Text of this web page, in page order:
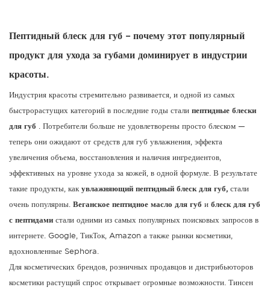
Пептидный блеск для губ – почему этот популярный
продукт для ухода за губами доминирует в индустрии
красоты.
Индустрия красоты стремительно развивается, и одной из самых
быстрорастущих категорий в последние годы стали пептидные блески
для губ . Потребители больше не удовлетворены просто блеском —
теперь они ожидают от средств для губ увлажнения, эффекта
увеличения объема, восстановления и наличия ингредиентов,
эффективных на уровне ухода за кожей, в одной формуле. В результате
такие продукты, как увлажняющий пептидный блеск для губ, стали
очень популярны. Веганское пептидное масло для губ и блеск для губ
с пептидами стали одними из самых популярных поисковых запросов в
интернете. Google, ТикТок, Amazon а также рынки косметики,
вдохновленные Sephora.
Для косметических брендов, розничных продавцов и дистрибьюторов
косметики растущий спрос открывает огромные возможности. Тинсен